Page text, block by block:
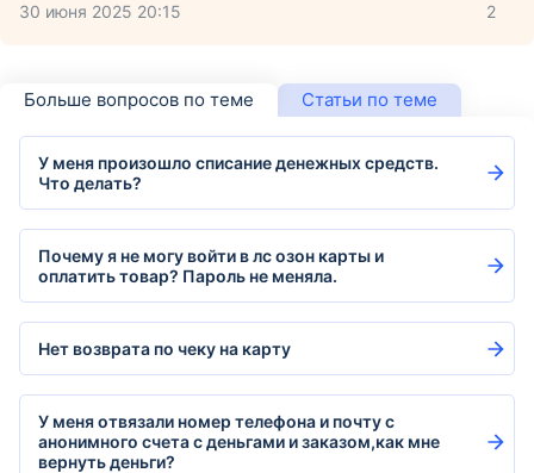
30 июня 2025 20:15 2
Больше вопросов по теме Статьи по теме
У меня произошло списание денежных средств.
Что делать?
Почему я не могу войти в лс озон карты и
оплатить товар? Пароль не меняла.
Нет возврата по чеку на карту
У меня отвязали номер телефона и почту с
анонимного счета с деньгами и заказом,как мне
вернуть деньги?